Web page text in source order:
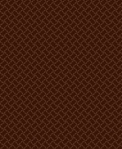
televizor, telefon, frigider.
separate, televizor, telefon, frigider.